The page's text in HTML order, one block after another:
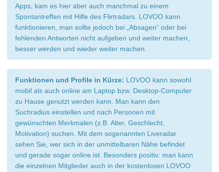
Apps, kam es hier aber auch manchmal zu einem
Spontantreffen mit Hilfe des Flirtradars. LOVOO kann
funktionieren, man sollte jedoch bei „Absagen“ oder bei
fehlenden Antworten nicht aufgeben und weiter machen,
besser werden und wieder weiter machen.
Funktionen und Profile in Kürze: LOVOO kann sowohl
mobil als auch online am Laptop bzw. Desktop-Computer
zu Hause genutzt werden kann. Man kann den
Suchradius einstellen und nach Personen mit
gewünschten Merkmalen (z.B. Alter, Geschlecht,
Motivation) suchen. Mit dem sogenannten Liveradar
sehen Sie, wer sich in der unmittelbaren Nähe befindet
und gerade sogar online ist. Besonders positiv: man kann
die einzelnen Mitglieder auch in der kostenlosen LOVOO